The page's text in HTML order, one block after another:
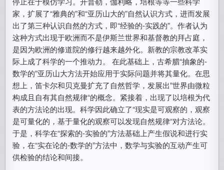
家，扩展了“雅典的”和“亚历山大的”自然认识方式，进而发展
出了第三种认识自然的方式，即“经验的-实践的”。作者认为
这种方式出现于欧洲而不是伊斯兰世界和基督教的拜占庭，
是因为欧洲的修道院的修行越来越外化。新教的宗教改革实
际上成了科学的一个推动力。 在此基础上，古希腊“抽象的-
数学的”亚历山大方法开始应用于实际问题并将其量化。在思
想上，笛卡尔和贝克曼扩充了自然哲学，发展出”世界由微粒
构成且自有其自然规律“的概念。紧接着，出现了以培根为代
表的方法论的出现。科学因此确立了“现实是可观察的，观察
是可量化的，基于量化的观察可以发现自然规律“对方法论。
于是，科学在“探索的-实验的”方法基础上产生假说和进行实
验，在“实在论的-数学的”方法中，数学与实验的互动产生可
供检验的结论和间接。